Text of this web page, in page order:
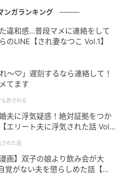
三角ゾーン、鼻先、眉間、
くのばして全体に馴染ませ
目立つほおは、Bのコンシ
ハイライトを1:1でカクテ
のばす。
ンガランキング
違和感…普段マメに連絡をして
のLINE【され妻なつこ Vol.1】
〜♡」遅刻するなら連絡して！
てます
許される
婚夫に浮気疑惑！絶対証拠をつか
エリート夫に浮気された話 Vol.
された話
漫画】双子の娘より飲み会が大
がない夫を懲らしめた話【第1